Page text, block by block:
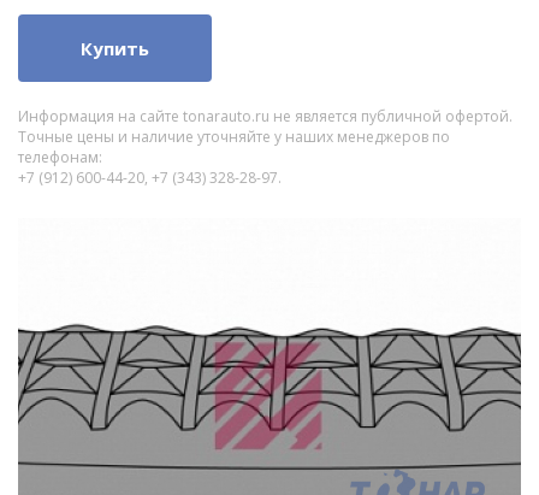
Купить
Информация на сайте tonarauto.ru не является публичной офертой.
Точные цены и наличие уточняйте у наших менеджеров по
телефонам:
+7 (912) 600-44-20, +7 (343) 328-28-97.